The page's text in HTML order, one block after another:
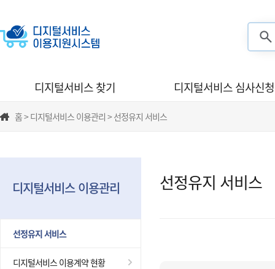
디지털서비스 찾기 디지털서비스 심사신청
홈 > 디지털서비스 이용관리 > 선정유지 서비스
디지털서비스 이용관리
선정유지 서비스
디지털서비스 이용계약 현황
선정유지 서비스